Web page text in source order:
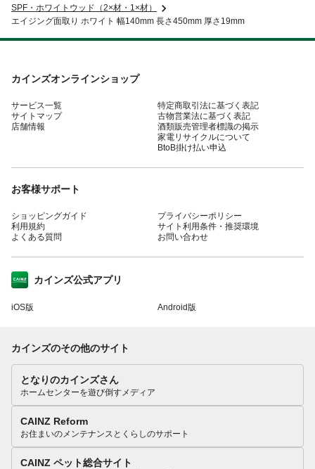
SPF・ホワイトウッド（2×材・1×材）
エイジング面取り ホワイト 幅140mm 長さ450mm 厚さ19mm
カインズオンラインショップ
サービス一覧
サイトマップ
店舗情報
特定商取引法に基づく表記
古物営業法に基づく表記
酒類販売管理者標識の掲示
家電リサイクルについて
BtoB掛け払い申込
お客様サポート
ショッピングガイド
利用規約
よくある質問
プライバシーポリシー
サイト利用条件・推奨環境
お問い合わせ
カインズ公式アプリ
iOS版 Android版
カインズのその他のサイト
となりのカインズさん
ホームセンターを遊び倒すメディア
CAINZ Reform
お住まいのメンテナンスとくらしのサポート
CAINZ ペット総合サイト